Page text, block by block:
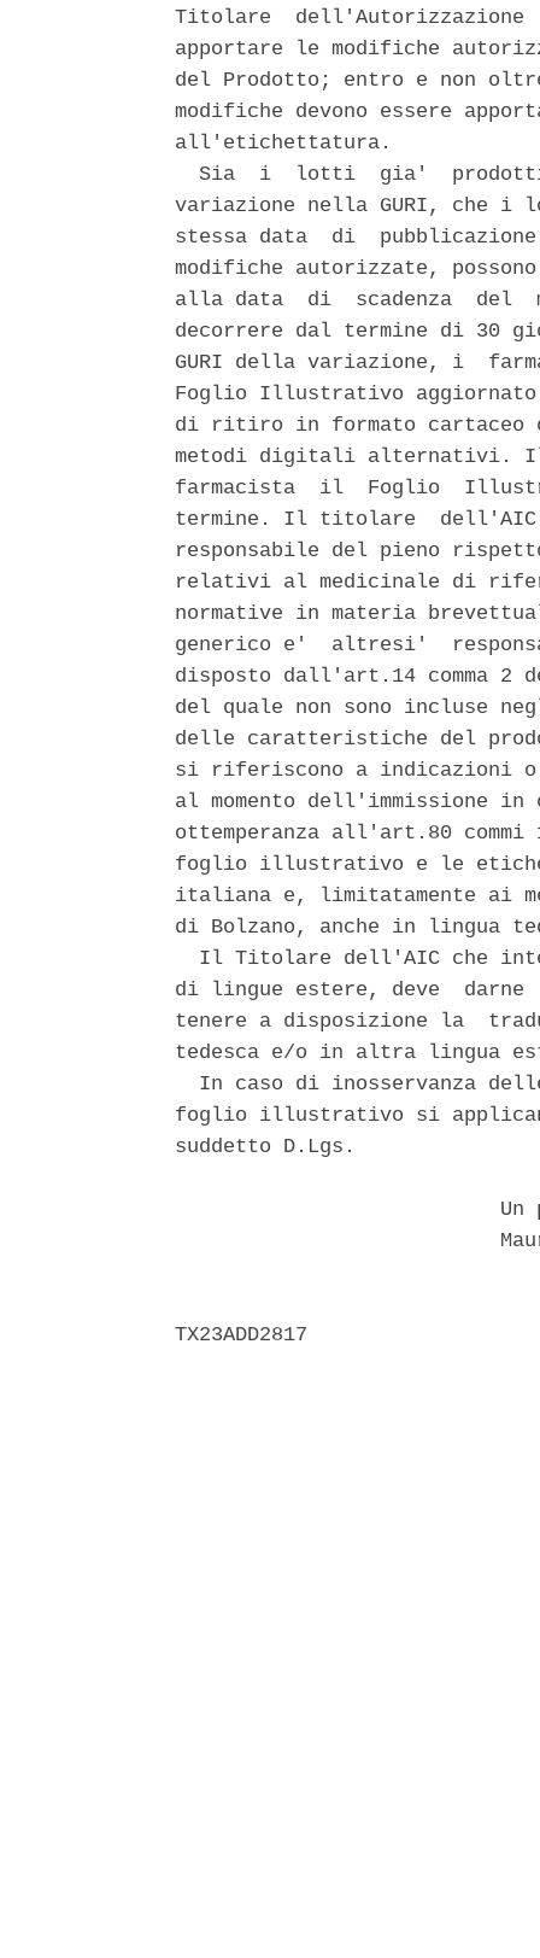
Titolare  dell'Autorizzazione
apportare le modifiche
del Prodotto; entro e non
modifiche devono essere
all'etichettatura.
Sia  i  lotti  gia'
variazione nella GURI, che
stessa data  di
modifiche autorizzate,
alla data  di  scadenza  del
decorrere dal termine di 30
GURI della variazione, i
Foglio Illustrativo
di ritiro in formato cartaceo
metodi digitali alternativi.
farmacista  il  Foglio
termine. Il titolare  dell'AIC
responsabile del pieno
relativi al medicinale di
normative in materia
generico e'  altresi'
disposto dall'art.14 comma
del quale non sono incluse
delle caratteristiche del
si riferiscono a indicazioni o
al momento dell'immissione
ottemperanza all'art.80
foglio illustrativo e le
italiana e, limitatamente ai
di Bolzano, anche in lingua
Il Titolare dell'AIC che
di lingue estere, deve  darne
tenere a disposizione la
tedesca e/o in altra lingua
In caso di inosservanza
foglio illustrativo si
suddetto D.Lgs.
Un